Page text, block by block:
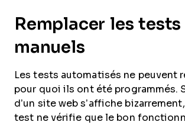
Remplacer les tests
manuels
Les tests automatisés ne peuvent
pour quoi ils ont été programmés.
d’un site web s’affiche
test ne vérifie que le bon